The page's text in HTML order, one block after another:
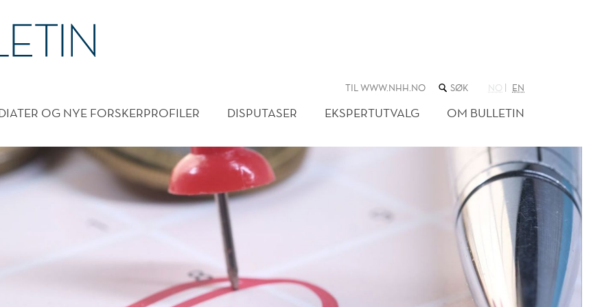
TIL WWW.NHH.NO SØK
NETTSTEDET
NO EN
OG NYE FORSKERPROFILER DISPUTASER EKSPERTUTVALG OM BULLETIN